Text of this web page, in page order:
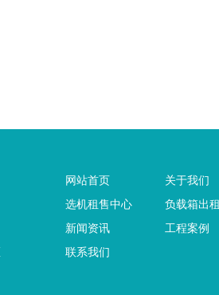
网站首页
关于我们
选机租售中心
负载箱出租
新闻资讯
工程案例
联系我们